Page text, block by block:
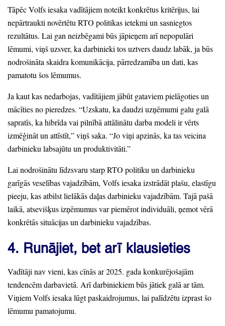
Tāpēc Volfs iesaka vadītājiem noteikt konkrētus kritērijus, lai
nepārtraukti novērtētu RTO politikas ietekmi un sasniegtos
rezultātus. Lai gan neizbēgami būs jāpieņem arī nepopulāri
lēmumi, viņš uzsver, ka darbinieki tos uztvers daudz labāk, ja būs
nodrošināta skaidra komunikācija, pārredzamība un dati, kas
pamatotu šos lēmumus.
Ja kaut kas nedarbojas, vadītājiem jābūt gataviem pielāgoties un
mācīties no pieredzes. “Uzskatu, ka daudzi uzņēmumi galu galā
sapratīs, ka hibrīda vai pilnībā attālinātu darba modeli ir vērts
izmēģināt un attīstīt,”viņš saka. “Jo viņi apzinās, ka tas veicina
darbinieku labsajūtu un produktivitāti.”
Lai nodrošinātu līdzsvaru starp RTO politiku un darbinieku
garīgās veselības vajadzībām, Volfs iesaka izstrādāt plašu, elastīgu
pieeju, kas atbilst lielākās daļas darbinieku vajadzībām. Tajā pašā
laikā, atsevišķus izņēmumus var piemērot individuāli, ņemot vērā
konkrētās situācijas un darbinieku vajadzības.
4. Runājiet, bet arī klausieties
Vadītāji nav vieni, kas cīnās ar 2025. gada konkurējošajām
tendencēm darbavietā. Arī darbiniekiem būs jātiek galā ar tām.
Viņiem Volfs iesaka lūgt paskaidrojumus, lai palīdzētu izprast šo
lēmumu pamatojumu.